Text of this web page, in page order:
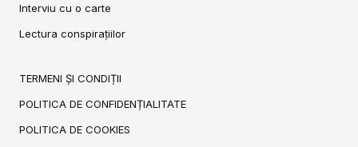
Interviu cu o carte
Lectura conspirațiilor
TERMENI ȘI CONDIȚII
POLITICA DE CONFIDENȚIALITATE
POLITICA DE COOKIES